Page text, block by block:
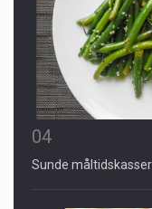
04
Sunde